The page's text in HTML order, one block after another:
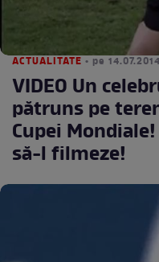
ACTUALITATE • pe
VIDEO Un
pătruns pe
Cupei
să-l filmeze!